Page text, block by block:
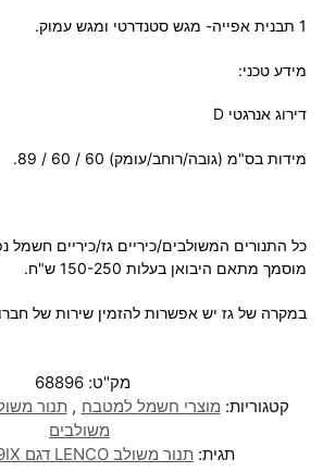
1 תבנית אפייה- מגש סטנדרטי ומגש עמוק.
מידע טכני:
דירוג אנרגטי D
מידות בס"מ (גובה/רוחב/עומק) 60 / 60 / 89.
כל התנורים המשולבים/כיריים גז/כיריים חשמל
מוסמך מתאם היבואן בעלות 150-250 ש"ח.
במקרה של גז יש אפשרות להזמין שירות של
מק"ט:68896
קטגוריות: מוצרי חשמל למטבח ,תנור
משולבים
תגית: תנור משולב LENCO דגם LFS-6079IX